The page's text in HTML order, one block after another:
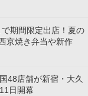
期間限定出店！夏の
京焼き弁当や新作
48店舗が新宿・大久
日開幕